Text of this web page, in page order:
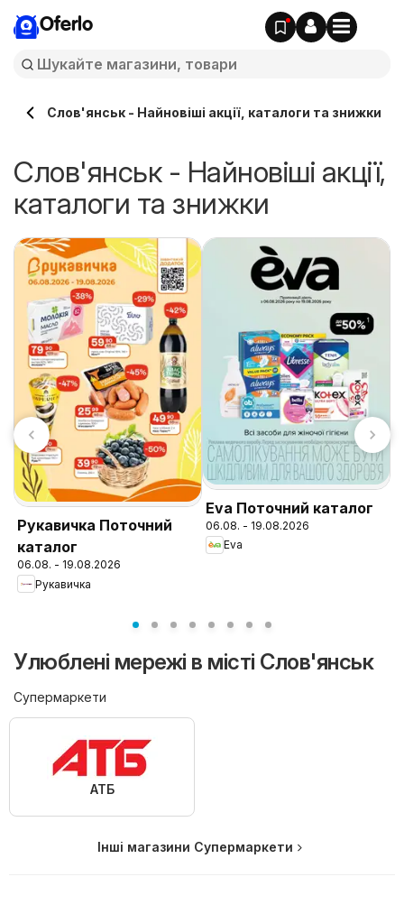
Oferlo
Слов'янськ - Найновіші акції, каталоги та знижки
Слов'янськ - Найновіші акції,
каталоги та знижки
Рукавичка Поточний
каталог
06.08. - 19.08.2026
Рукавичка
Eva Поточний каталог
06.08. - 19.08.2026
Eva
Улюблені мережі в місті Слов'янськ
Супермаркети
АТБ
Інші магазини Супермаркети